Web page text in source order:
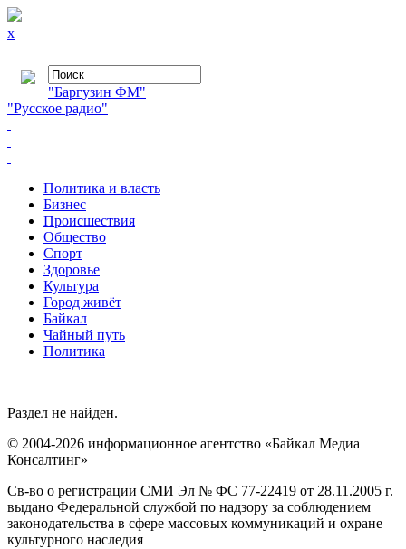
x
"Баргузин ФМ"
"Русское радио"
Политика и власть
Бизнес
Происшествия
Общество
Cпорт
Здоровье
Культура
Город живёт
Байкал
Чайный путь
Политика
Раздел не найден.
© 2004-2026 информационное агентство «Байкал Медиа
Консалтинг»
Св-во о регистрации СМИ Эл № ФС 77-22419 от 28.11.2005 г.
выдано Федеральной службой по надзору за соблюдением
законодательства в сфере массовых коммуникаций и охране
культурного наследия